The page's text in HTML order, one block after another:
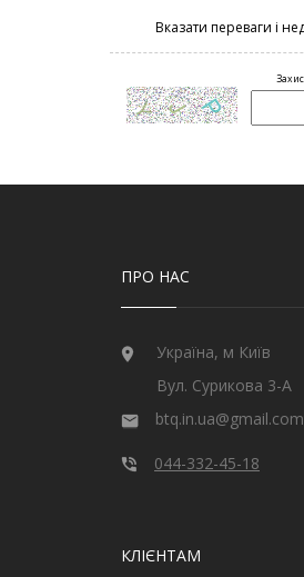
ПРО НАС
Україна, м Київ
Вул. Сурикова 3-А
btq.in.ua@gmail.com
044-332-45-18
КЛІЄНТАМ